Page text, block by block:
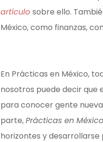
artículosobre ello.
México, como finanzas,
En Prácticas en México,
nosotros puede decir que
para conocer gente
parte,Prácticas en México
horizontes y